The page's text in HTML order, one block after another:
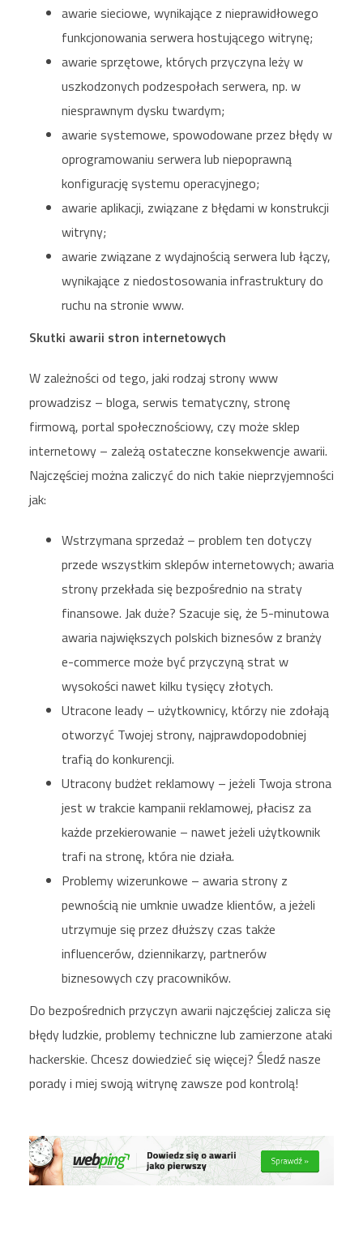
awarie sieciowe, wynikające z nieprawidłowego
funkcjonowania serwera hostującego witrynę;
awarie sprzętowe, których przyczyna leży w
uszkodzonych podzespołach serwera, np. w
niesprawnym dysku twardym;
awarie systemowe, spowodowane przez błędy w
oprogramowaniu serwera lub niepoprawną
konfigurację systemu operacyjnego;
awarie aplikacji, związane z błędami w konstrukcji
witryny;
awarie związane z wydajnością serwera lub łączy,
wynikające z niedostosowania infrastruktury do
ruchu na stronie www.
Skutki awarii stron internetowych
W zależności od tego, jaki rodzaj strony www
prowadzisz – bloga, serwis tematyczny, stronę
firmową, portal społecznościowy, czy może sklep
internetowy – zależą ostateczne konsekwencje awarii.
Najczęściej można zaliczyć do nich takie nieprzyjemności
jak:
Wstrzymana sprzedaż – problem ten dotyczy
przede wszystkim sklepów internetowych; awaria
strony przekłada się bezpośrednio na straty
finansowe. Jak duże? Szacuje się, że 5-minutowa
awaria największych polskich biznesów z branży
e-commerce może być przyczyną strat w
wysokości nawet kilku tysięcy złotych.
Utracone leady – użytkownicy, którzy nie zdołają
otworzyć Twojej strony, najprawdopodobniej
trafią do konkurencji.
Utracony budżet reklamowy – jeżeli Twoja strona
jest w trakcie kampanii reklamowej, płacisz za
każde przekierowanie – nawet jeżeli użytkownik
trafi na stronę, która nie działa.
Problemy wizerunkowe – awaria strony z
pewnością nie umknie uwadze klientów, a jeżeli
utrzymuje się przez dłuższy czas także
influencerów, dziennikarzy, partnerów
biznesowych czy pracowników.
Do bezpośrednich przyczyn awarii najczęściej zalicza się
błędy ludzkie, problemy techniczne lub zamierzone ataki
hackerskie. Chcesz dowiedzieć się więcej? Śledź nasze
porady i miej swoją witrynę zawsze pod kontrolą!